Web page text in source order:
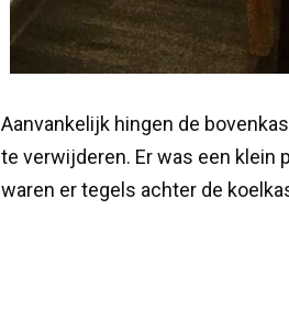
Aanvankelijk hingen de
te verwijderen. Er was een klein
waren er tegels achter de